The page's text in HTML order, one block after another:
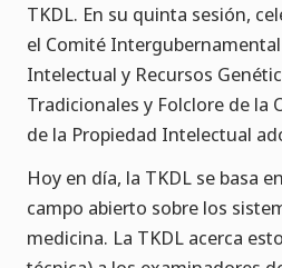
TKDL. En su quinta sesión,
el Comité
Intelectual y Recursos
Tradicionales y Folclore de la
de la Propiedad Intelectual
Hoy en día, la TKDL se basa
campo abierto sobre los
medicina. La TKDL acerca